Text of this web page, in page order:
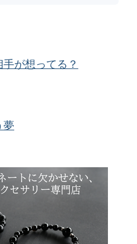
が想ってる？
夢